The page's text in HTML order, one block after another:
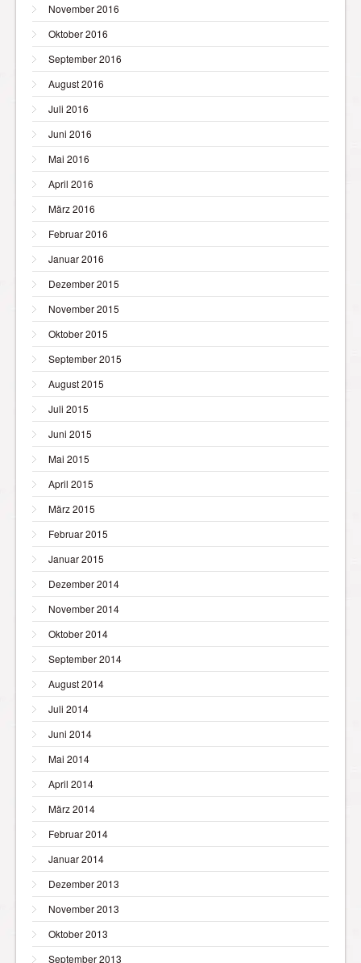
November 2016
Oktober 2016
September 2016
August 2016
Juli 2016
Juni 2016
Mai 2016
April 2016
März 2016
Februar 2016
Januar 2016
Dezember 2015
November 2015
Oktober 2015
September 2015
August 2015
Juli 2015
Juni 2015
Mai 2015
April 2015
März 2015
Februar 2015
Januar 2015
Dezember 2014
November 2014
Oktober 2014
September 2014
August 2014
Juli 2014
Juni 2014
Mai 2014
April 2014
März 2014
Februar 2014
Januar 2014
Dezember 2013
November 2013
Oktober 2013
September 2013